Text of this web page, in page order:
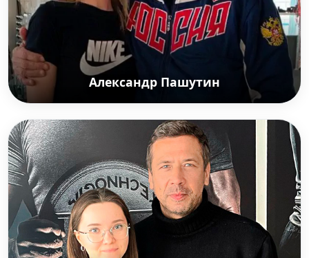
Александр Пашутин
Александр Пашутин
Народный артист России, замечательный актёр
и настоящий человек-праздник проходил
реабилитацию в нашей клинике. Контроль и
корректировку процесса реабилитации
осуществляли: главный врач «Smart Recovery»
Эдуард Безуглов и врач спортивной медицины
Анастасия Любушкина.